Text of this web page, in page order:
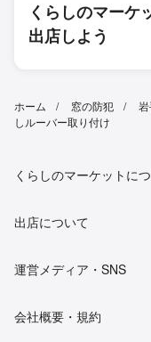
くらしのマーケ
出店しよう
ホーム 窓の防犯
しルーバー取り付け
くらしのマーケットに
出店について
運営メディア・SNS
会社概要・規約